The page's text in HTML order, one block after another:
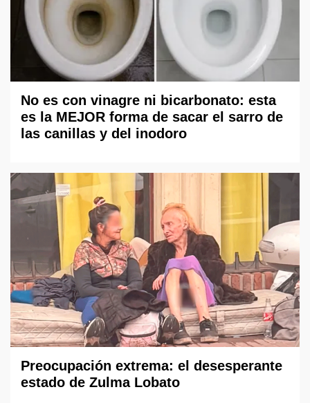
No es con vinagre ni bicarbonato: esta
es la MEJOR forma de sacar el sarro de
las canillas y del inodoro
Preocupación extrema: el desesperante
estado de Zulma Lobato